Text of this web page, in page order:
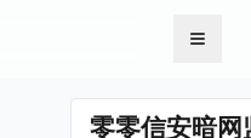
零零信安暗网